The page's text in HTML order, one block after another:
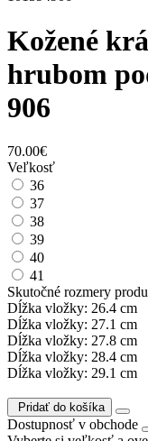
Kožené
hrubom
906
70.00€
Veľkosť
36
37
38
39
40
41
Skutočné rozmery
Dĺžka vložky: 26.4 cm
Dĺžka vložky: 27.1 cm
Dĺžka vložky: 27.8 cm
Dĺžka vložky: 28.4 cm
Dĺžka vložky: 29.1 cm
Pridať do košíka
Dostupnosť v obchode